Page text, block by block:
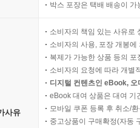
박스 포장은 택배 배송이
사유
소비자의 책임 있는 사유로
소비자의 사용, 포장 개봉
복제가 가능한 상품 등의
소비자의 요청에 따라 개별
디지털 컨텐츠인 eBook,
eBook 대여 상품은 대여 기
모바일 쿠폰 등록 후 취소/
중고상품이 구매확정(자동